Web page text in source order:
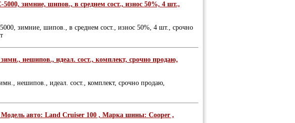
зимние, шипов., в среднем сост., износ 50%, 4 шт.,
зимние, шипов., в среднем сост., износ 50%, 4 шт., срочно
нешипов., идеал. сост., комплект, срочно продаю,
нешипов., идеал. сост., комплект, срочно продаю,
Модель авто: Land Cruiser 100 , Марка шины: Cooper ,